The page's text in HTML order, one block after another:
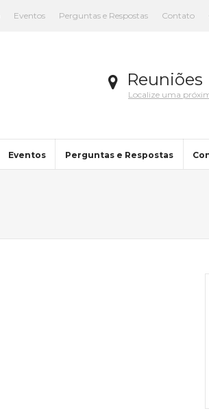
Eventos Perguntas e Respostas Contato
Reuniões
Localize uma
Eventos Perguntas e Respostas